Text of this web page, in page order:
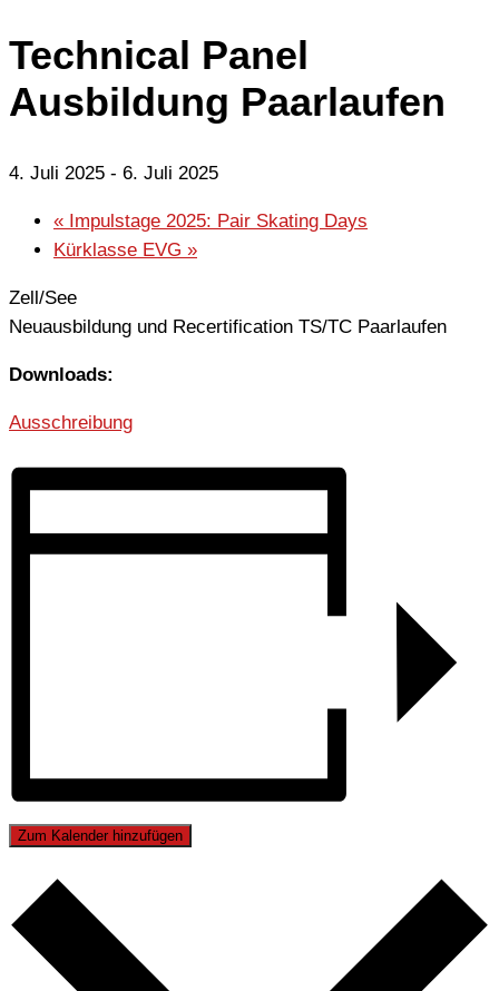
Technical Panel
Ausbildung Paarlaufen
4. Juli 2025 - 6. Juli 2025
« Impulstage 2025: Pair Skating Days
Kürklasse EVG »
Zell/See
Neuausbildung und Recertification TS/TC Paarlaufen
Downloads:
Ausschreibung
Zum Kalender hinzufügen